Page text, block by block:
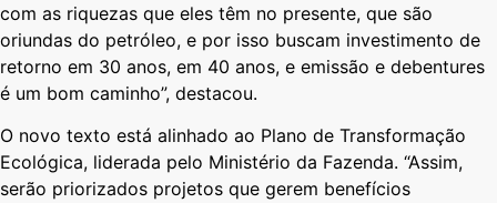
com as riquezas que eles têm no presente, que são
oriundas do petróleo, e por isso buscam investimento de
retorno em 30 anos, em 40 anos, e emissão e debentures
é um bom caminho”, destacou.
O novo texto está alinhado ao Plano de Transformação
Ecológica, liderada pelo Ministério da Fazenda. “Assim,
serão priorizados projetos que gerem benefícios